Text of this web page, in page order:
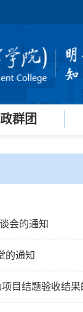
群团
会的通知
的通知
目结题验收结果